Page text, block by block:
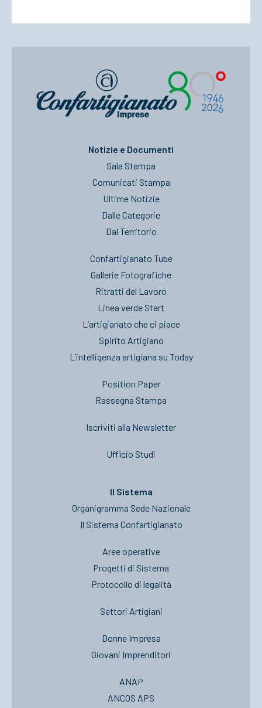
Notizie e Documenti
Sala Stampa
Comunicati Stampa
Ultime Notizie
Dalle Categorie
Dal Territorio
Confartigianato Tube
Gallerie Fotografiche
Ritratti del Lavoro
Linea verde Start
L’artigianato che ci piace
Spirito Artigiano
L’intelligenza artigiana su Today
Position Paper
Rassegna Stampa
Iscriviti alla Newsletter
Ufficio Studi
Il Sistema
Organigramma Sede Nazionale
Il Sistema Confartigianato
Aree operative
Progetti di Sistema
Protocollo di legalità
Settori Artigiani
Donne Impresa
Giovani Imprenditori
ANAP
ANCOS APS